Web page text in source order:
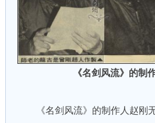
《名剑风流》的制
《名剑风流》的制作人赵刚无